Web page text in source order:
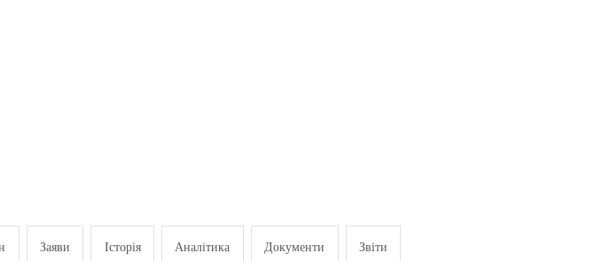
Заяви Історія Аналітика Документи Звіти